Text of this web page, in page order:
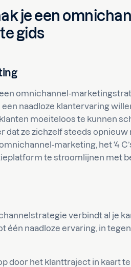
je een
gids
omnichannel-
naadloze klantervaring
moeiteloos te kunnen
dat ze zichzelf steeds
marketing, het ‘4
te stroomlijnen met
verbindt al je
één naadloze ervaring, in
door het klanttraject in kaart